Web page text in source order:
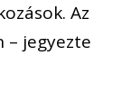
Az
jegyezte